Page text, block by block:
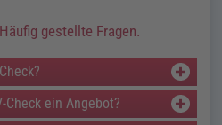
gestellte Fragen.
-Check ein Angebot?